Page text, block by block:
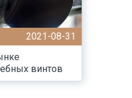
2021-08-31
винтов